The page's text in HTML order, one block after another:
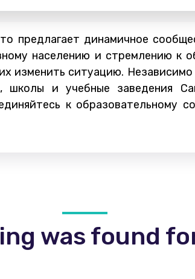
предлагает динамичное
населению и стремлению к
изменить ситуацию. Независимо
и учебные заведения
к образовательному
was found